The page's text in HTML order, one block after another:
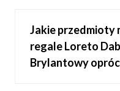
Jakie przedmioty
regale Loreto
Brylantowy